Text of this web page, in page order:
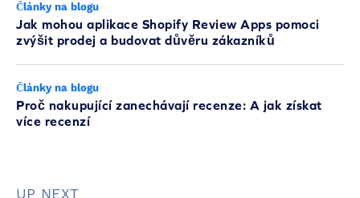
Články na blogu
Jak mohou aplikace Shopify Review Apps pomoci
zvýšit prodej a budovat důvěru zákazníků
Články na blogu
Proč nakupující zanechávají recenze: A jak získat
více recenzí
UP NEXT